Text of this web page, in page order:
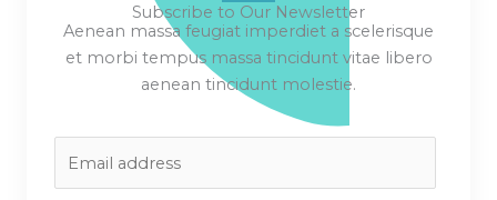
Subscribe to Our Newsletter
Aenean massa feugiat imperdiet a scelerisque
et morbi tempus massa tincidunt vitae libero
aenean tincidunt molestie.